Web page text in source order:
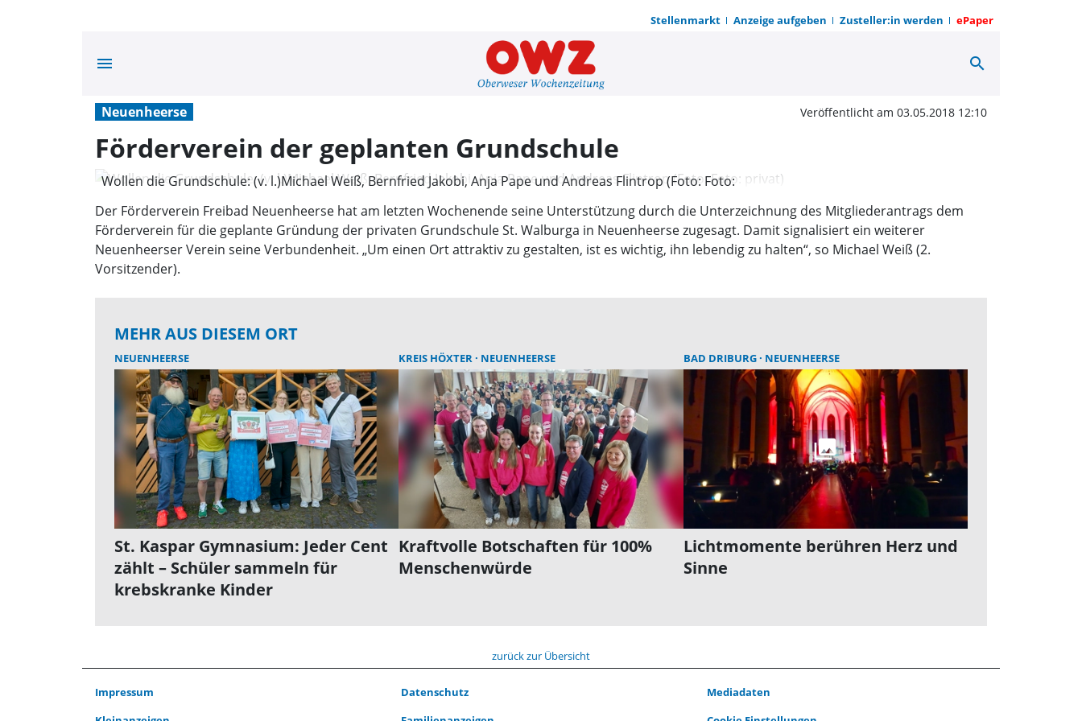
Stellenmarkt Anzeige aufgeben Zusteller:in werden ePaper
menu Förderverein der geplanten search
Neuenheerse Veröffentlicht am 03.05.2018 12:10
Förderverein der geplanten Grundschule
Wollen die Grundschule: (v. l.)Michael Weiß, Bernfried Jakobi, Anja Pape und Andreas Flintrop (Foto: Foto:
Der Förderverein Freibad Neuenheerse hat am letzten Wochenende seine Unterstützung durch die Unterzeichnung des Mitgliederantrags dem
Förderverein für die geplante Gründung der privaten Grundschule St. Walburga in Neuenheerse zugesagt. Damit signalisiert ein weiterer
Neuenheerser Verein seine Verbundenheit. „Um einen Ort attraktiv zu gestalten, ist es wichtig, ihn lebendig zu halten“, so Michael Weiß (2.
Vorsitzender).
MEHR AUS DIESEM ORT
NEUENHEERSE
St. Kaspar Gymnasium: Jeder Cent
zählt – Schüler sammeln für
krebskranke Kinder
KREIS HÖXTER NEUENHEERSE
Kraftvolle Botschaften für 100%
Menschenwürde
BAD DRIBURG NEUENHEERSE
Lichtmomente berühren Herz und
Sinne
zurück zur Übersicht
Impressum Datenschutz
Mediadaten